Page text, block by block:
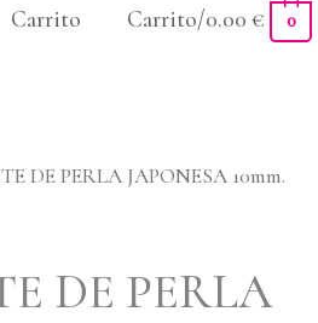
Carrito Carrito/0.00€ 0
DE PERLA JAPONESA 10mm.
DE PERLA